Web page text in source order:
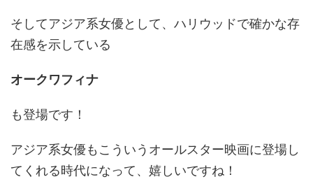
そしてアジア系女優として、ハリウッドで確かな存
在感を示している
オークワフィナ
も登場です！
アジア系女優もこういうオールスター映画に登場し
てくれる時代になって、嬉しいですね！